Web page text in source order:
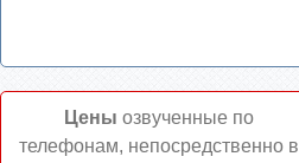
Цены озвученные по
телефонам, непосредственно в